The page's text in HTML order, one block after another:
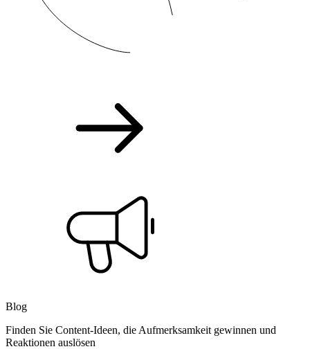
Blog
Finden Sie Content-Ideen, die Aufmerksamkeit gewinnen und
Reaktionen auslösen